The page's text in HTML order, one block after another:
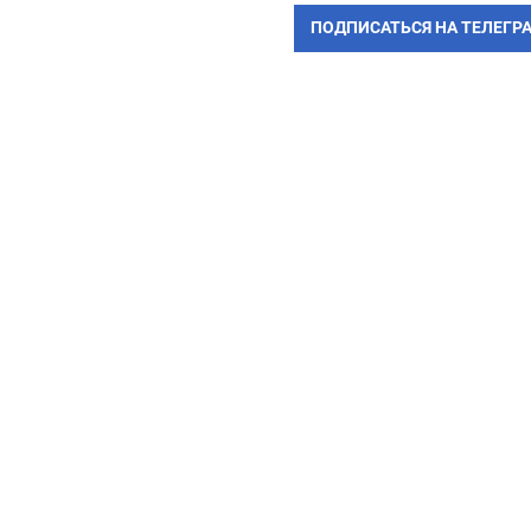
ПОДПИСАТЬСЯ НА